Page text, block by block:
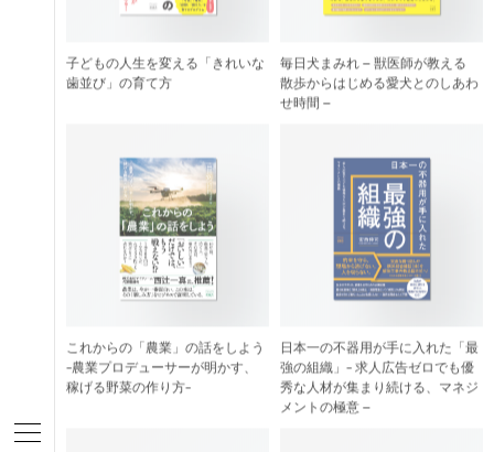
子どもの人生を変える「きれいな
歯並び」の育て方
毎日犬まみれ – 獣医師が教える
散歩からはじめる愛犬とのしあわ
せ時間 –
これからの「農業」の話をしよう
-農業プロデューサーが明かす、
稼げる野菜の作り方-
日本一の不器用が手に入れた「最
強の組織」- 求人広告ゼロでも優
秀な人材が集まり続ける、マネジ
メントの極意 –